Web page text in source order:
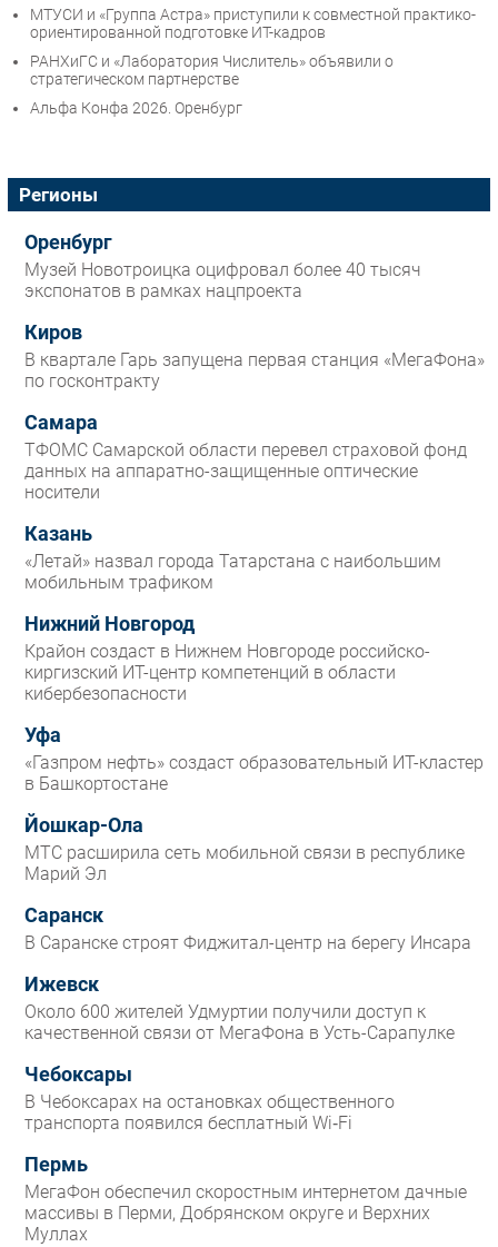
МТУСИ и «Группа Астра» приступили к совместной практико-
ориентированной подготовке ИТ-кадров
РАНХиГС и «Лаборатория Числитель» объявили о
стратегическом партнерстве
Альфа Конфа 2026. Оренбург
Регионы
Оренбург
Музей Новотроицка оцифровал более 40 тысяч
экспонатов в рамках нацпроекта
Киров
В квартале Гарь запущена первая станция «МегаФона»
по госконтракту
Самара
ТФОМС Самарской области перевел страховой фонд
данных на аппаратно-защищенные оптические
носители
Казань
«Летай» назвал города Татарстана с наибольшим
мобильным трафиком
Нижний Новгород
Крайон создаст в Нижнем Новгороде российско-
киргизский ИТ-центр компетенций в области
кибербезопасности
Уфа
«Газпром нефть» создаст образовательный ИТ-кластер
в Башкортостане
Йошкар-Ола
МТС расширила сеть мобильной связи в республике
Марий Эл
Саранск
В Саранске строят Фиджитал-центр на берегу Инсара
Ижевск
Около 600 жителей Удмуртии получили доступ к
качественной связи от МегаФона в Усть-Сарапулке
Чебоксары
В Чебоксарах на остановках общественного
транспорта появился бесплатный Wi‑Fi
Пермь
МегаФон обеспечил скоростным интернетом дачные
массивы в Перми, Добрянском округе и Верхних
Муллах